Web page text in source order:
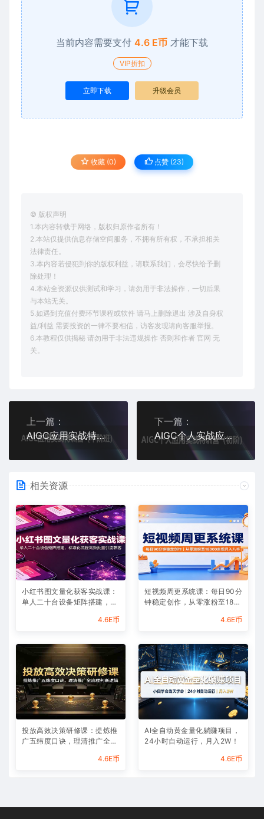
当前内容需要支付 4.6 E币 才能下载
VIP折扣
立即下载 升级会员
收藏 (0) 点赞 (23)
© 版权声明
1.本内容转载于网络，版权归原作者所有！
2.本站仅提供信息存储空间服务，不拥有所有权，不承担相关
法律责任。
3.本内容若侵犯到你的版权利益，请联系我们，会尽快给予删
除处理！
4.本站全资源仅供测试和学习，请勿用于非法操作，一切后果
与本站无关。
5.如遇到充值付费环节课程或软件 请马上删除退出 涉及自身权
益/利益 需要投资的一律不要相信，访客发现请向客服举报。
6.本教程仅供揭秘 请勿用于非法违规操作 否则和作者 官网 无
关。
上一篇：
AIGC应用实战特训营(中阶班)-deepseek思考力2025
下一篇：
AIGC个人实战应用特训营(初阶班)-deepseek思考力2025
相关资源
小红书图文量化获客实战课：
单人二十台设备矩阵搭建，标
4.6E币
短视频周更系统课：每日90分
钟稳定创作，从零涨粉至180
4.6E币
投放高效决策研修课：提炼推
广五纬度口诀，理清推广全流
4.6E币
AI全自动黄金量化躺賺项目，
24小时自动运行，月入2W！
4.6E币